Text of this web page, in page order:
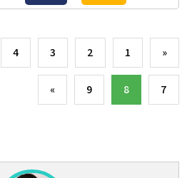
«
1
2
3
4
7
8
9
»